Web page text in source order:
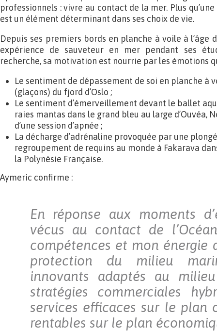
professionnels : vivre au contact de la mer. Plus
est un élément déterminant dans ses choix de vie.
Depuis ses premiers bords en planche à voile à l’âge
expérience de sauveteur en mer pendant ses
recherche, sa motivation est nourrie par les émotions
Le sentiment de dépassement de soi en planche à
(glaçons) du fjord d’Oslo ;
Le sentiment d’émerveillement devant le ballet
raies mantas dans le grand bleu au large d’Ouvéa,
d’une session d’apnée ;
La décharge d’adrénaline provoquée par une
regroupement de requins au monde à Fakarava
la Polynésie Française.
Aymeric confirme :
En réponse aux moments
vécus au contact de
compétences et mon énergie
protection du milieu
innovants adaptés au
stratégies commerciales
services efficaces sur le plan
rentables sur le plan